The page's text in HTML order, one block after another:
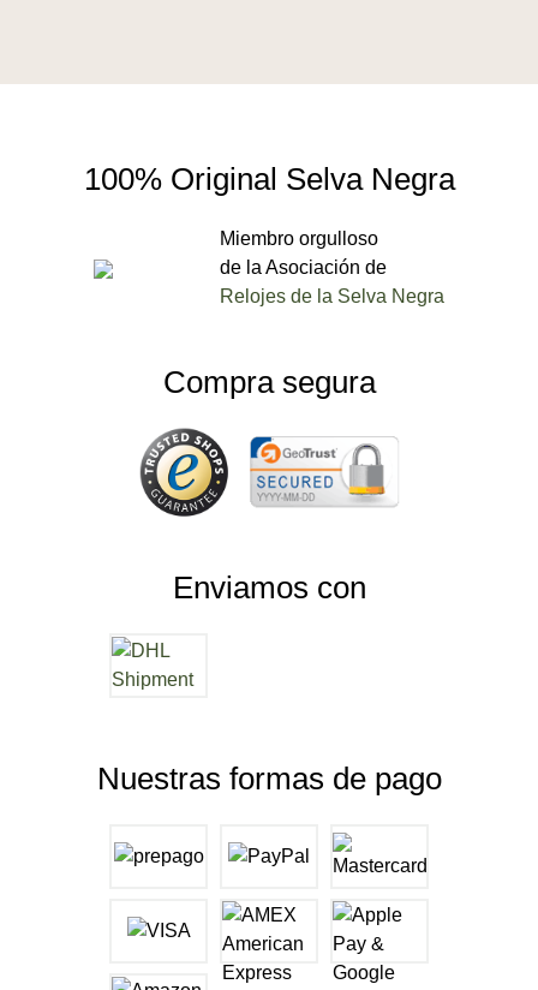
100% Original Selva Negra
Miembro orgulloso
de la Asociación de
Relojes de la Selva Negra
Compra segura
Enviamos con
Nuestras formas de pago